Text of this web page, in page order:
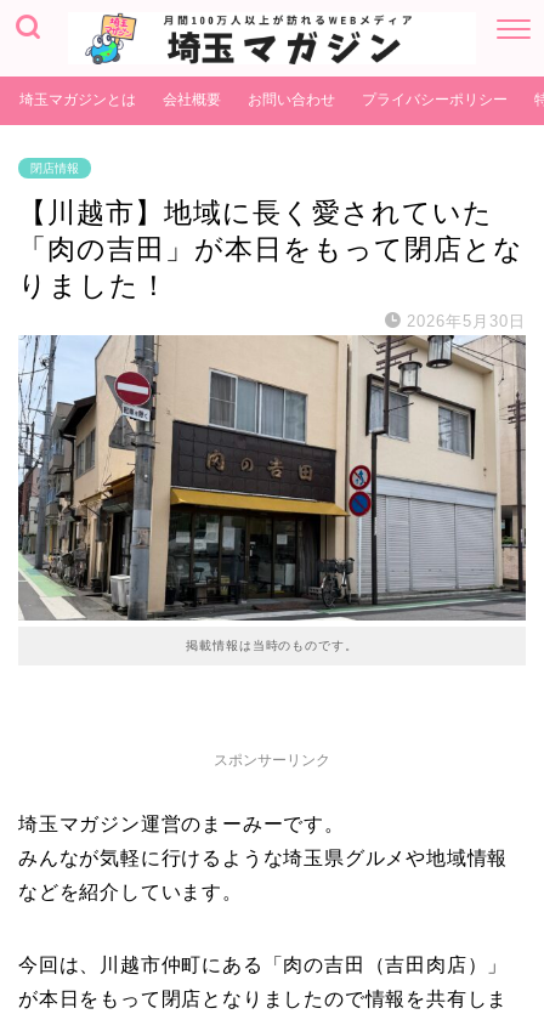
埼玉マガジンとは 会社概要 お問い合わせ プライバシーポリシー
閉店情報
【川越市】地域に長く愛されていた
「肉の吉田」が本日をもって閉店とな
りました！
2026年5月30日
掲載情報は当時のものです。
スポンサーリンク
埼玉マガジン運営のまーみーです。
みんなが気軽に行けるような埼玉県グルメや地域情報
などを紹介しています。
今回は、川越市仲町にある「肉の吉田（吉田肉店）」
が本日をもって閉店となりましたので情報を共有しま